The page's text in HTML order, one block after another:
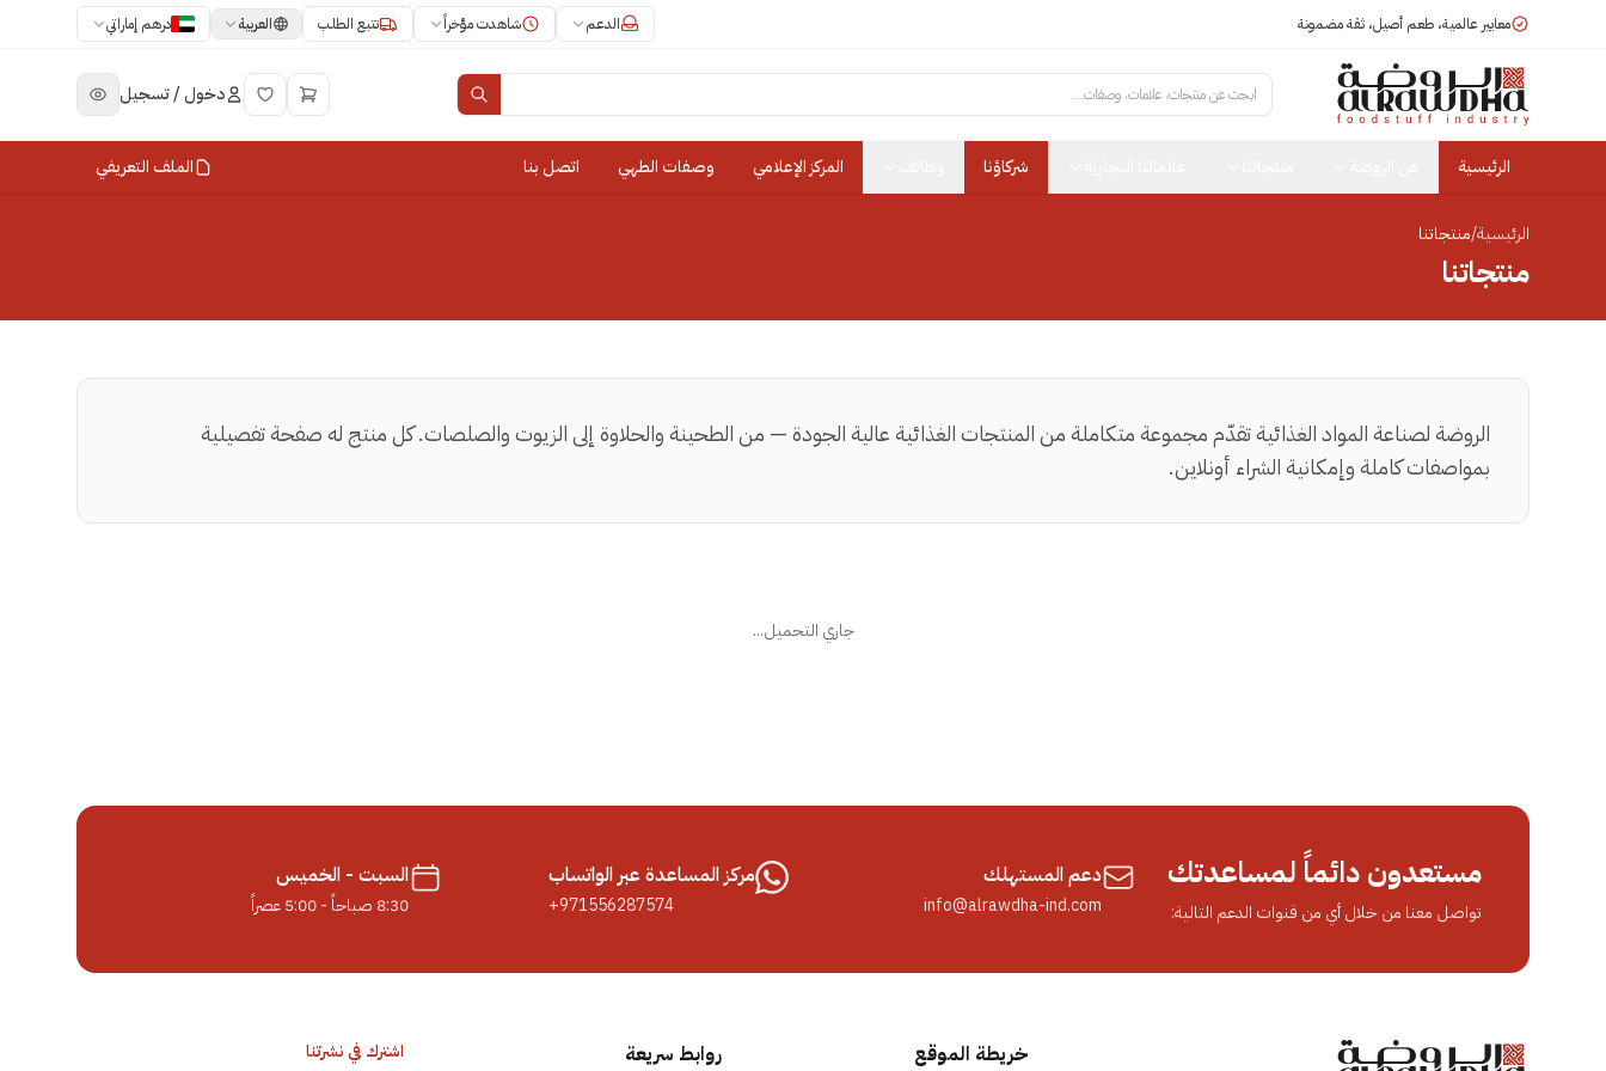
معايير عالمية، طعم أصيل، ثقة مضمونة الدعم شاهدت مؤخراً تتبع الطلب العربية درهم إماراتي
ابحث عن منتجات، علامات، وصفات... دخول / تسجيل
الرئيسية شركاؤنا المركز الإعلامي وصفات الطهي اتصل بنا الملف التعريفي
الرئيسية/منتجاتنا
منتجاتنا
الروضة لصناعة المواد الغذائية تقدّم مجموعة متكاملة من المنتجات الغذائية عالية الجودة — من الطحينة والحلاوة إلى الزيوت والصلصات. كل منتج له صفحة تفصيلية
بمواصفات كاملة وإمكانية الشراء أونلاين.
جاري التحميل...
مستعدون دائماً لمساعدتك
تواصل معنا من خلال أي من قنوات الدعم التالية:
دعم المستهلك
info@alrawdha-ind.com
مركز المساعدة عبر الواتساب
+971556287574
السبت - الخميس
8:30 صباحاً - 5:00 عصراً
خريطة الموقع روابط سريعة اشترك في نشرتنا